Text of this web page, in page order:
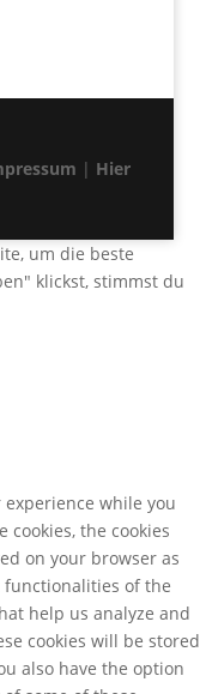
| Hier
um die beste
klickst, stimmst du
while you
the cookies
on your browser as
of the
help us analyze and
cookies will be stored
also have the option